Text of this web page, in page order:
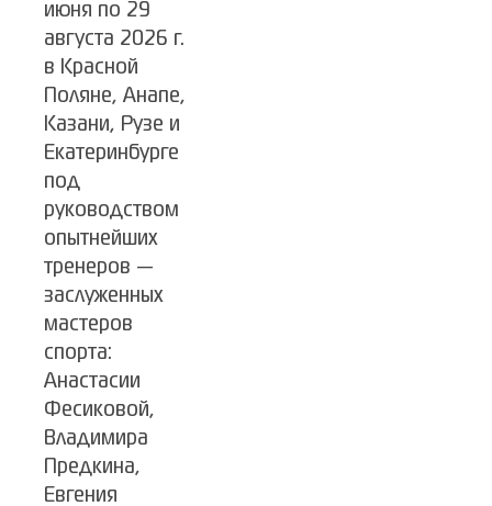
июня по 29
августа 2026 г.
в Красной
Поляне, Анапе,
Казани, Рузе и
Екатеринбурге
под
руководством
опытнейших
тренеров —
заслуженных
мастеров
спорта:
Анастасии
Фесиковой,
Владимира
Предкина,
Евгения